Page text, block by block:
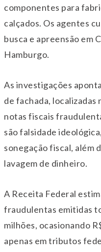
componentes para
calçados. Os agentes
busca e apreensão em
Hamburgo.
As investigações
de fachada, localizadas
notas fiscais
são falsidade
sonegação fiscal, além
lavagem de dinheiro.
A Receita Federal
fraudulentas emitidas
milhões, ocasionando
apenas em tributos